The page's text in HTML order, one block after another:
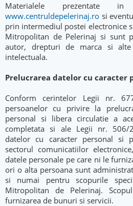
Materialele prezentate in
www.centruldepelerinaj.ro si
prin intermediul postei electronice
Mitropolitan de Pelerinaj si sunt
autor, drepturi de marca si
intelectuala.
Prelucrarea datelor cu caracter
Conform cerintelor Legii nr.
persoanelor cu privire la
personal si libera circulatie a
completata si ale Legii nr. 506/
datelor cu caracter personal si
sectorul comunicatiilor
datele personale pe care ni le
ori o alta persoana sunt
si numai pentru scopurile
Mitropolitan de Pelerinaj.
furnizarea de bunuri si servicii.